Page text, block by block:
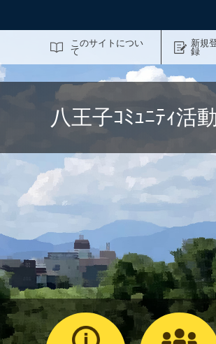
このサイトについ
て
新規
録
八王子ｺﾐｭﾆﾃｨ活